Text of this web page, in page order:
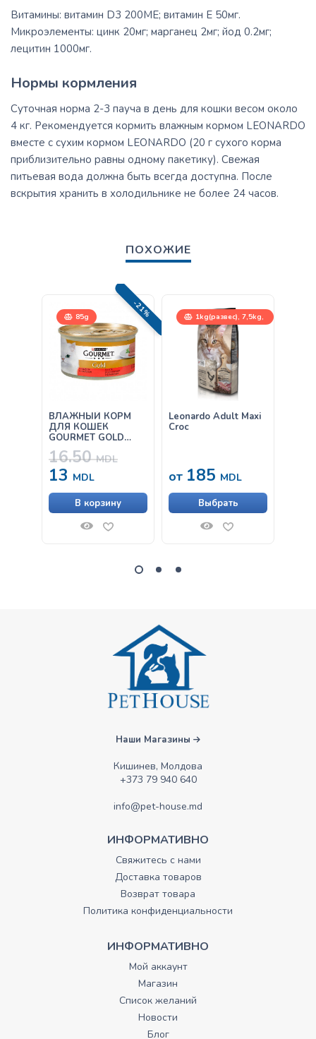
Витамины: витамин D3 200ME; витамин E 50мг.
Микроэлементы: цинк 20мг; марганец 2мг; йод 0.2мг;
лецитин 1000мг.
Нормы кормления
Суточная норма 2-3 пауча в день для кошки весом около
4 кг. Рекомендуется кормить влажным кормом LEONARDO
вместе с сухим кормом LEONARDO (20 г сухого корма
приблизительно равны одному пакетику). Свежая
питьевая вода должна быть всегда доступна. После
вскрытия хранить в холодильнике не более 24 часов.
ПОХОЖИЕ
85g -21%
ВЛАЖНЫЙ КОРМ
ДЛЯ КОШЕК
GOURMET GOLD
ПАШТЕТ С
ГОВЯДИНОЙ 85Г
16.50MDL
13 MDL
В корзину
1kg(развес), 7,5kg,
15kg
Leonardo Adult Maxi
Croc
от 185 MDL
Выбрать
Наши Магазины
Кишинев, Молдова
+373 79 940 640
info@pet-house.md
ИНФОРМАТИВНО
Свяжитесь с нами
Доставка товаров
Возврат товара
Политика конфиденциальности
ИНФОРМАТИВНО
Мой аккаунт
Магазин
Список желаний
Новости
Блог